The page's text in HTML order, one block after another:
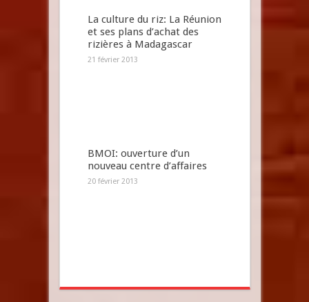
La culture du riz: La Réunion
et ses plans d’achat des
rizières à Madagascar
21 février 2013
BMOI: ouverture d’un
nouveau centre d’affaires
20 février 2013